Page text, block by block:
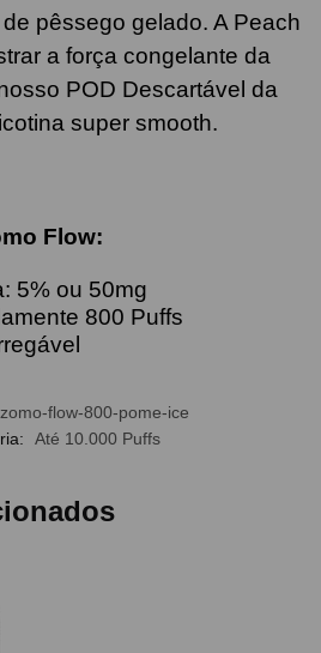
pêssego gelado. A Peach
a força congelante da
POD Descartável da
super smooth.
Flow:
5% ou 50mg
800 Puffs
flow-800-pome-ice
Até 10.000 Puffs